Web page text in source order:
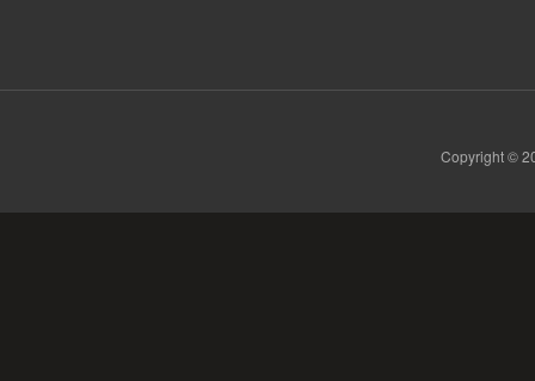
Copyright ©